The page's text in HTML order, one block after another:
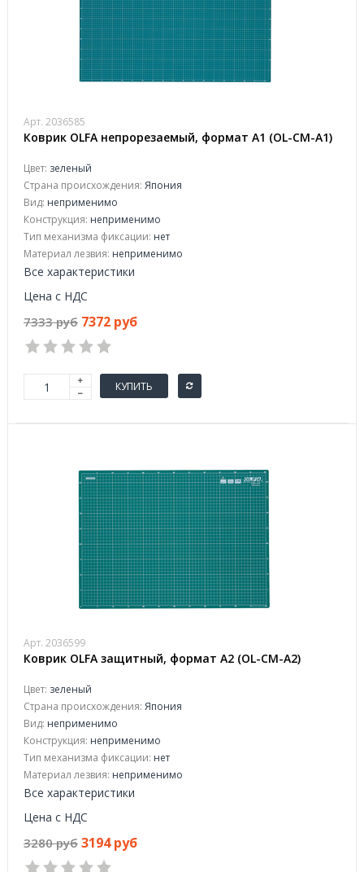
Арт. 2036585
Коврик OLFA непрорезаемый, формат А1 (OL-CM-A1)
Цвет: зеленый
Страна происхождения: Япония
Вид: неприменимо
Конструкция: неприменимо
Тип механизма фиксации: нет
Материал лезвия: неприменимо
Все характеристики
Цена с НДС
7333 руб 7372 руб
КУПИТЬ
Арт. 2036599
Коврик OLFA защитный, формат A2 (OL-CM-A2)
Цвет: зеленый
Страна происхождения: Япония
Вид: неприменимо
Конструкция: неприменимо
Тип механизма фиксации: нет
Материал лезвия: неприменимо
Все характеристики
Цена с НДС
3280 руб 3194 руб